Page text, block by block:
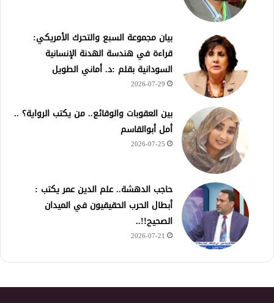
بيان مجموعة السبع والتحرك الأمريكي:
قراءة في هندسة الهدنة الإنسانية
السودانية بقلم :د. أماني الطويل
2026-07-29
بين العقوبات والوقائع.. من يكتب الرواية؟ ..
أمل أبوالقاسم
2026-07-25
حاجب الدهشة.. علم الدين عمر يكتب :
أبطال الحرب الحقيقيون في الميدان
الصحيح!!..
2026-07-21